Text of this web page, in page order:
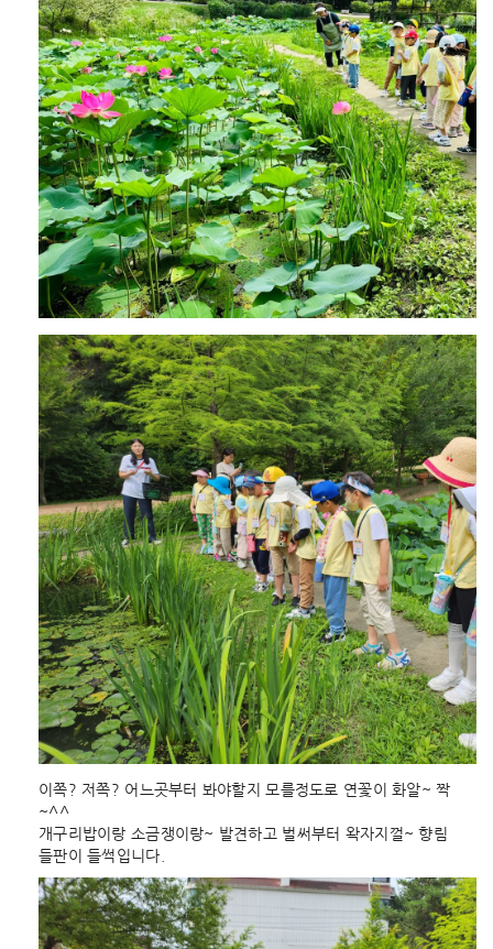
이쪽? 저쪽? 어느곳부터 봐야할지 모를정도로 연꽃이 화알~ 짝
~^^
개구리밥이랑 소금쟁이랑~ 발견하고 벌써부터 왁자지껄~ 향림
들판이 들썩입니다.